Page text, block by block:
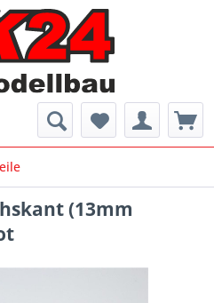
(13mm